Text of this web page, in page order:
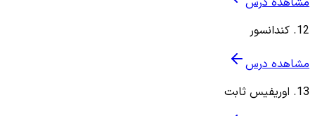
12
. کندانسور
مشاهده درس
13
. اوریفیس ثابت